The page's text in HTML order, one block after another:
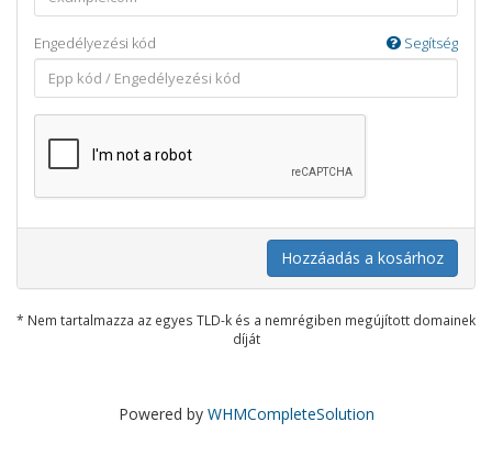
Engedélyezési kód Segítség
Hozzáadás a kosárhoz
* Nem tartalmazza az egyes TLD-k és a nemrégiben megújított domainek
díját
Powered by WHMCompleteSolution